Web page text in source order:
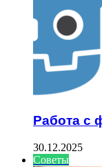
Работа с
30.12.2025
Советы